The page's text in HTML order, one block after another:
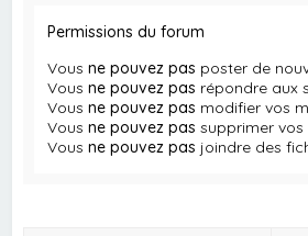
Permissions du forum
Vousne pouvez pas poster de
Vousne pouvez pas répondre aux
Vousne pouvez pas modifier vos
Vousne pouvez pas supprimer vos
Vousne pouvez pas joindre des